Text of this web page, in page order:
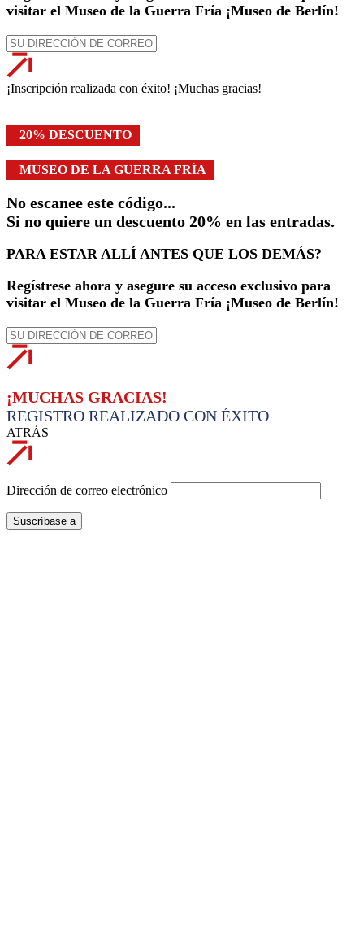
visitar el Museo de la Guerra Fría ¡Museo de Berlín!
¡Inscripción realizada con éxito! ¡Muchas gracias!
20% DESCUENTO
MUSEO DE LA GUERRA FRÍA
No escanee este código...
Si no quiere un descuento 20% en las entradas.
PARA ESTAR ALLÍ ANTES QUE LOS DEMÁS?
Regístrese ahora y asegure su acceso exclusivo para
visitar el Museo de la Guerra Fría ¡Museo de Berlín!
¡MUCHAS GRACIAS!
REGISTRO REALIZADO CON ÉXITO
ATRÁS_
Dirección de correo electrónico